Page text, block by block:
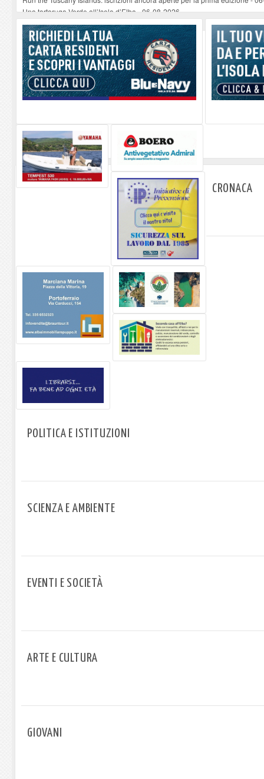
Una tartaruga Verde all’Isola d’Elba-06-08-2026
Furgone in fiamme a Capoliveri, illeso il conducente-06-08-2026
Campo: chiusura della biblioteca comunale in occasione del Santo Patrono
A Carpani si apre la Festa di Liberazione: il programma della prima serata-
CRONACA
POLITICA E ISTITUZIONI
SCIENZA E AMBIENTE
EVENTI E SOCIETÀ
ARTE E CULTURA
GIOVANI